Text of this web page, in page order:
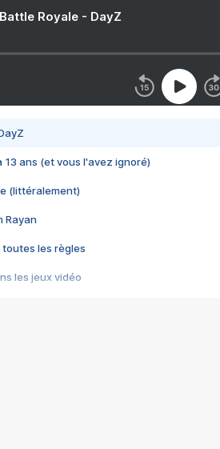
Royale - DayZ
13 ans (et vous l'avez ignoré)
(littéralement)
Rayan
toutes les règles
les jeux vidéo